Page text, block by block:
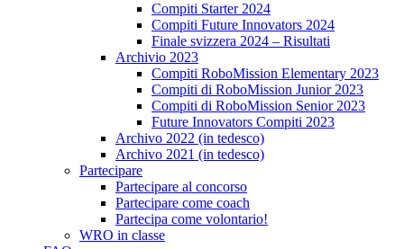
Compiti Starter 2024
Compiti Future Innovators 2024
Finale svizzera 2024 – Risultati
Archivio 2023
Compiti RoboMission Elementary 2023
Compiti di RoboMission Junior 2023
Compiti di RoboMission Senior 2023
Future Innovators Compiti 2023
Archivo 2022 (in tedesco)
Archivo 2021 (in tedesco)
Partecipare
Partecipare al concorso
Partecipare come coach
Partecipa come volontario!
WRO in classe